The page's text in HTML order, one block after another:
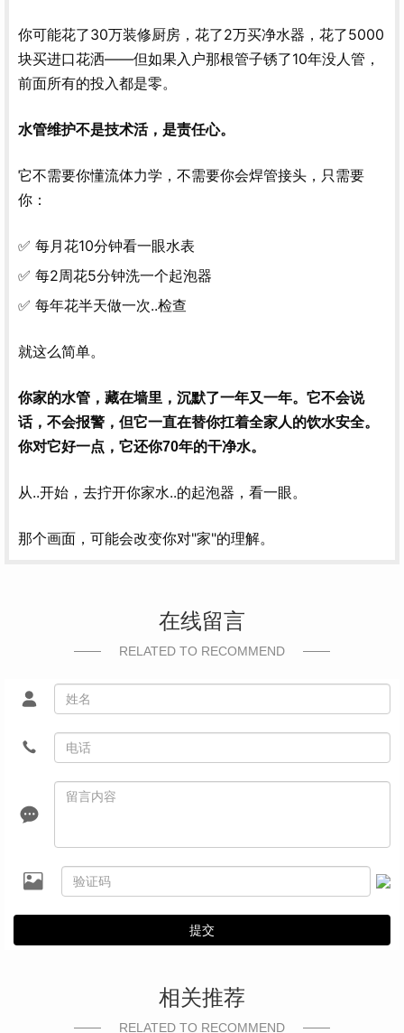
你可能花了30万装修厨房，花了2万买净水器，花了5000
块买进口花洒——但如果入户那根管子锈了10年没人管，
前面所有的投入都是零。
水管维护不是技术活，是责任心。
它不需要你懂流体力学，不需要你会焊管接头，只需要
你：
✅ 每月花10分钟看一眼水表
✅ 每2周花5分钟洗一个起泡器
✅ 每年花半天做一次..检查
就这么简单。
你家的水管，藏在墙里，沉默了一年又一年。它不会说
话，不会报警，但它一直在替你扛着全家人的饮水安全。
你对它好一点，它还你70年的干净水。
从..开始，去拧开你家水..的起泡器，看一眼。
那个画面，可能会改变你对"家"的理解。
在线留言
RELATED TO RECOMMEND
提交
相关推荐
RELATED TO RECOMMEND